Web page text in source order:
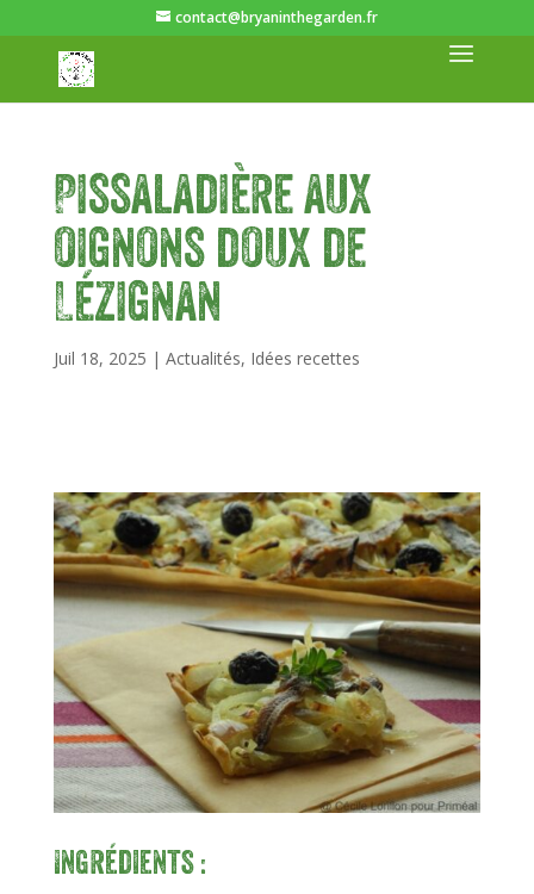
contact@bryaninthegarden.fr
Pissaladière aux
oignons doux de
Lézignan
Juil 18, 2025 | Actualités, Idées recettes
Ingrédients :